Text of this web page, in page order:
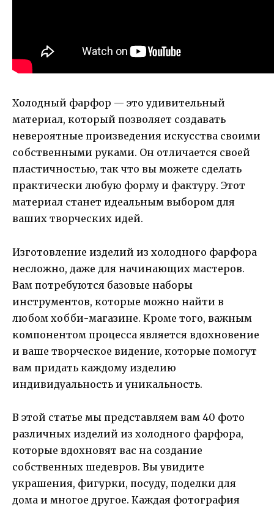
Холодный фарфор — это удивительный
материал, который позволяет создавать
невероятные произведения искусства своими
собственными руками. Он отличается своей
пластичностью, так что вы можете сделать
практически любую форму и фактуру. Этот
материал станет идеальным выбором для
ваших творческих идей.
Изготовление изделий из холодного фарфора
несложно, даже для начинающих мастеров.
Вам потребуются базовые наборы
инструментов, которые можно найти в
любом хобби-магазине. Кроме того, важным
компонентом процесса является вдохновение
и ваше творческое видение, которые помогут
вам придать каждому изделию
индивидуальность и уникальность.
В этой статье мы представляем вам 40 фото
различных изделий из холодного фарфора,
которые вдохновят вас на создание
собственных шедевров. Вы увидите
украшения, фигурки, посуду, поделки для
дома и многое другое. Каждая фотография